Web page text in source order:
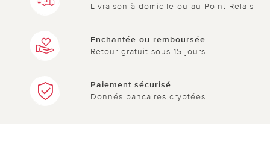
Livraison à domicile ou au Point Relais
Enchantée ou remboursée
Retour gratuit sous 15 jours
Paiement sécurisé
Donnés bancaires cryptées